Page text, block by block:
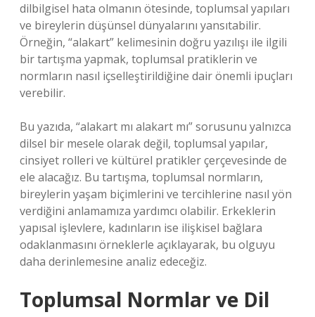
dilbilgisel hata olmanın ötesinde, toplumsal yapıları
ve bireylerin düşünsel dünyalarını yansıtabilir.
Örneğin, “alakart” kelimesinin doğru yazılışı ile ilgili
bir tartışma yapmak, toplumsal pratiklerin ve
normların nasıl içselleştirildiğine dair önemli ipuçları
verebilir.
Bu yazıda, “alakart mı alakart mı” sorusunu yalnızca
dilsel bir mesele olarak değil, toplumsal yapılar,
cinsiyet rolleri ve kültürel pratikler çerçevesinde de
ele alacağız. Bu tartışma, toplumsal normların,
bireylerin yaşam biçimlerini ve tercihlerine nasıl yön
verdiğini anlamamıza yardımcı olabilir. Erkeklerin
yapısal işlevlere, kadınların ise ilişkisel bağlara
odaklanmasını örneklerle açıklayarak, bu olguyu
daha derinlemesine analiz edeceğiz.
Toplumsal Normlar ve Dil